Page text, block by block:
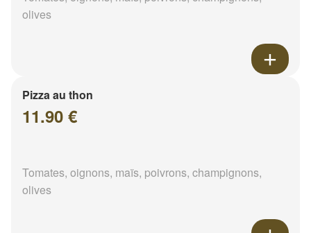
olives
Pizza au thon
11.90 €
Tomates, oignons, maïs, poivrons, champignons,
olives